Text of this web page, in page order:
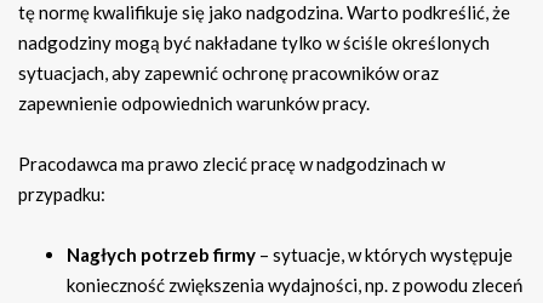
tę normę kwalifikuje się jako nadgodzina. Warto podkreślić, że
nadgodziny mogą być nakładane tylko w ściśle określonych
sytuacjach, aby zapewnić ochronę pracowników oraz
zapewnienie odpowiednich warunków pracy.
Pracodawca ma prawo zlecić pracę w nadgodzinach w
przypadku:
Nagłych potrzeb firmy – sytuacje, w których występuje
konieczność zwiększenia wydajności, np. z powodu zleceń